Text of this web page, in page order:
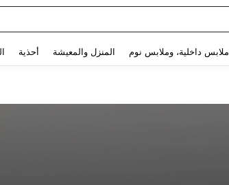
ملابس داخلية، وملابس نوم المنزل والمعيشة أحذية